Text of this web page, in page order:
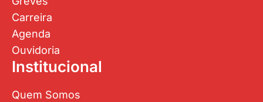
Carreira
Agenda
Ouvidoria
Institucional
Quem Somos